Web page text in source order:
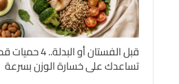
قبل الفستان أو البدلة.. 4
تساعدك على خسارة الوزن بسرعة